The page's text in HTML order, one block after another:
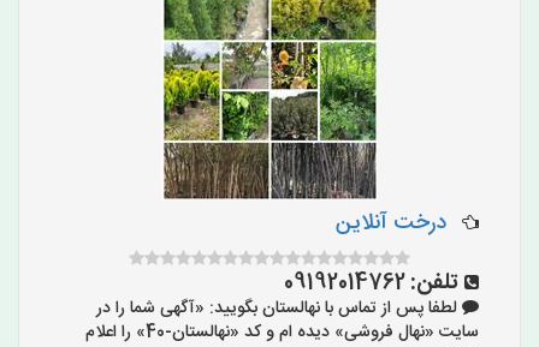
درخت آنلاین
تلفن:09192014762
لطفا پس از تماس با نهالستان بگویید: «آگهی شما را در
سایت «نهال فروشی» دیده ام و کد «نهالستان-40» را اعلام